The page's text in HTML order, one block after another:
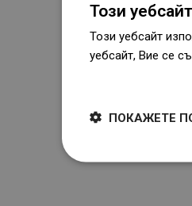
Този
Този уебсайт
уебсайт, Вие се
ПОКАЖЕТЕ